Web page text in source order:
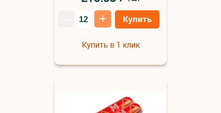
+ Купить
Купить в 1 клик